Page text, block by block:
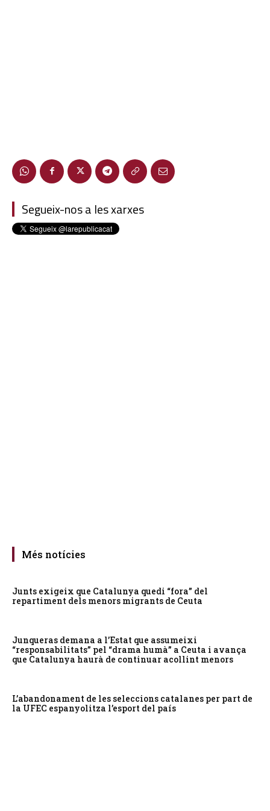
Segueix-nos a les xarxes
Més notícies
Junts exigeix que Catalunya quedi “fora” del
repartiment dels menors migrants de Ceuta
Junqueras demana a l’Estat que assumeixi
“responsabilitats” pel “drama humà” a Ceuta i avança
que Catalunya haurà de continuar acollint menors
L’abandonament de les seleccions catalanes per part de
la UFEC espanyolitza l’esport del país